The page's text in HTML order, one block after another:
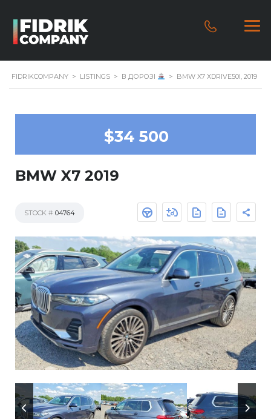
FIDRIKCOMPANY > LISTINGS > В ДОРОЗІ > BMW X7 XDRIVE50I, 2019
$34 500
BMW X7 2019
STOCK # 04764